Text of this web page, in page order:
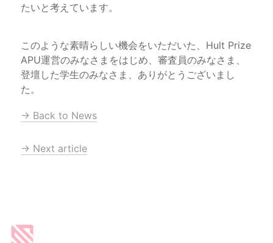
たいと考えています。
このような素晴らしい機会をいただいた、Hult Prize
APU運営のみなさまをはじめ、審査員のみなさま、
登壇した学生のみなさま、ありがとうございまし
た。
→ Back to News
→ Next article